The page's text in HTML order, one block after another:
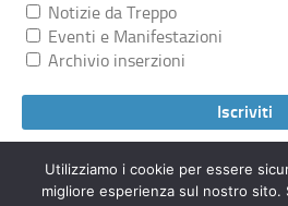
Notizie da Treppo
Eventi e Manifestazioni
Archivio inserzioni
Utilizziamo i cookie per essere
migliore esperienza sul nostro sito.